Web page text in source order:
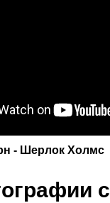
- Шерлок Холмс
с